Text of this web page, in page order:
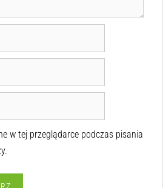
w tej przeglądarce podczas pisania